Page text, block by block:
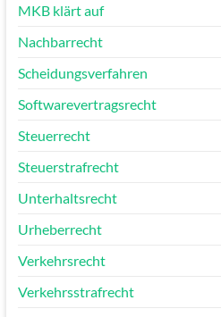
MKB klärt auf
Nachbarrecht
Scheidungsverfahren
Softwarevertragsrecht
Steuerrecht
Steuerstrafrecht
Unterhaltsrecht
Urheberrecht
Verkehrsrecht
Verkehrsstrafrecht